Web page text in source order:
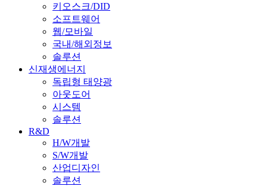
키오스크/DID
소프트웨어
웹/모바일
국내/해외정보
솔루션
신재생에너지
독립형 태양광
아웃도어
시스템
솔루션
R&D
H/W개발
S/W개발
산업디자인
솔루션